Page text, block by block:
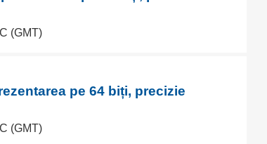
(GMT)
pe 64 biți, precizie
(GMT)